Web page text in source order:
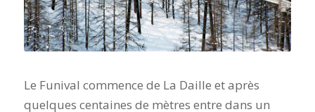
Le Funival commence de La Daille et après
quelques centaines de mètres entre dans un